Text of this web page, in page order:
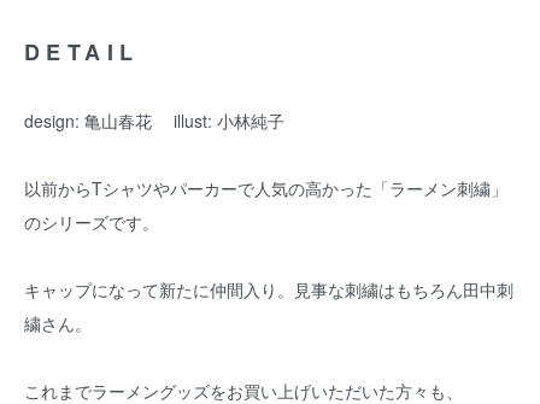
DETAIL
design: 亀山春花 illust: 小林純子
以前からTシャツやパーカーで人気の高かった「ラーメン刺繍」
のシリーズです。
キャップになって新たに仲間入り。見事な刺繍はもちろん田中刺
繍さん。
これまでラーメングッズをお買い上げいただいた方々も、